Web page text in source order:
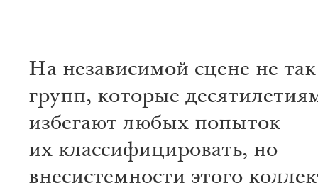
На независимой сцене не
групп, которые
избегают любых попыток
их классифицировать, но
внесистемности этого